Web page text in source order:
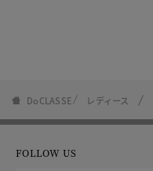
DoCLASSE レディース
FOLLOW US